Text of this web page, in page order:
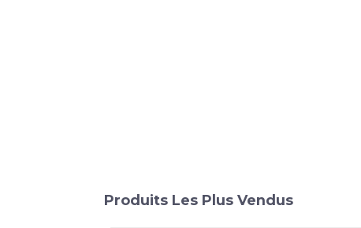
Produits Les Plus Vendus